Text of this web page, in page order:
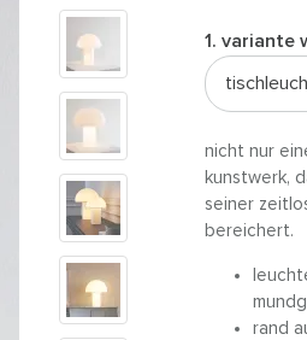
1. variante
nicht nur
kunstwerk,
seiner
bereichert.
rand